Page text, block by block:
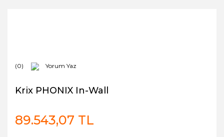
(0) Yorum Yaz
Krix PHONIX In-Wall
89.543,07 TL